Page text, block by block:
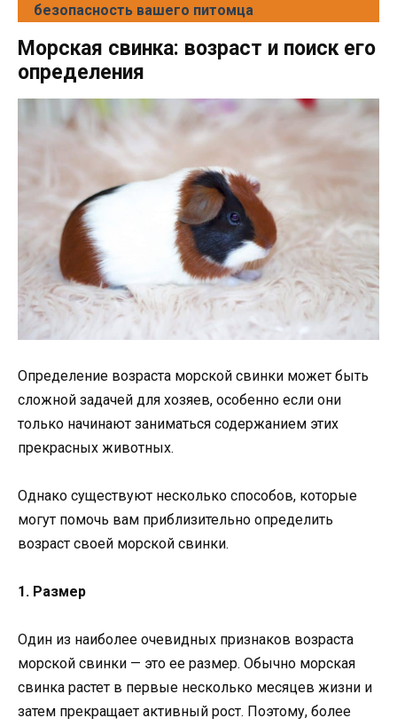
безопасность вашего питомца
Морская свинка: возраст и поиск его
определения
Определение возраста морской свинки может быть
сложной задачей для хозяев, особенно если они
только начинают заниматься содержанием этих
прекрасных животных.
Однако существуют несколько способов, которые
могут помочь вам приблизительно определить
возраст своей морской свинки.
1. Размер
Один из наиболее очевидных признаков возраста
морской свинки — это ее размер. Обычно морская
свинка растет в первые несколько месяцев жизни и
затем прекращает активный рост. Поэтому, более